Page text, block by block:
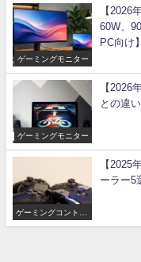
ゲーミングモニター
【2026
60W、
PC向け】
ゲーミングモニター
【2026
との違
ゲーミングコントロ
【2025
ーラー5